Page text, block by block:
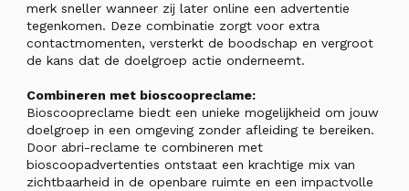
merk sneller wanneer zij later online een advertentie
tegenkomen. Deze combinatie zorgt voor extra
contactmomenten, versterkt de boodschap en vergroot
de kans dat de doelgroep actie onderneemt.
Combineren met bioscoopreclame:
Bioscoopreclame biedt een unieke mogelijkheid om jouw
doelgroep in een omgeving zonder afleiding te bereiken.
Door abri-reclame te combineren met
bioscoopadvertenties ontstaat een krachtige mix van
zichtbaarheid in de openbare ruimte en een impactvolle